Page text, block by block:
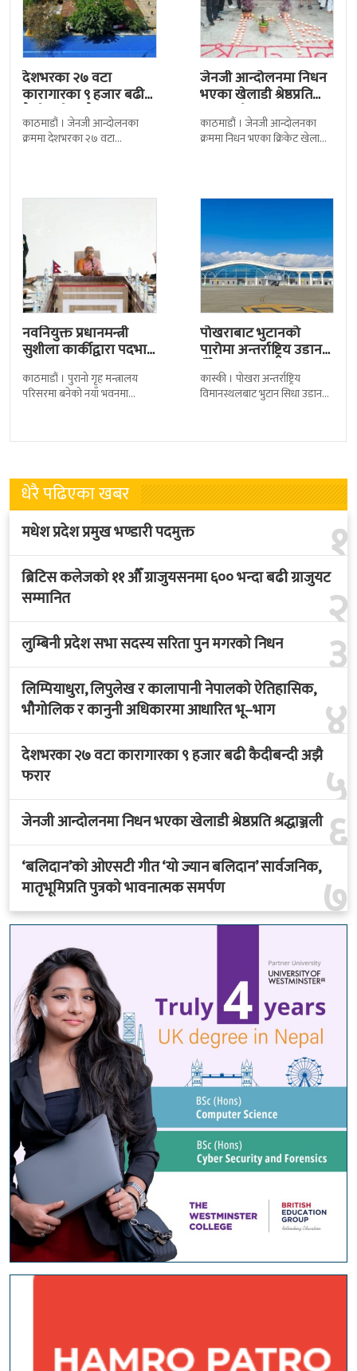
देशभरका २७ वटा
कारागारका ९ हजार बढी
कैदीबन्दी अझै फरार
काठमाडौं । जेनजी आन्दोलनका
क्रममा देशभरका २७ वटा
जेनजी आन्दोलनमा निधन
भएका खेलाडी श्रेष्ठप्रति
श्रद्धाञ्जली
काठमाडौं । जेनजी आन्दोलनका
क्रममा निधन भएका क्रिकेट खेलाडी
नवनियुक्त प्रधानमन्त्री
सुशीला कार्कीद्वारा पदभार
काठमाडौं । पुरानो गृह मन्त्रालय
परिसरमा बनेको नयाँ भवनमा
नवनियुक्त
पोखराबाट भुटानको
पारोमा अन्तर्राष्ट्रिय उडान
हुँदै
कास्की । पोखरा अन्तर्राष्ट्रिय
विमानस्थलबाट भुटान सिधा उडान
लागेको हो
धेरै पढिएका खबर
१
मधेश प्रदेश प्रमुख भण्डारी पदमुक्त
२
ब्रिटिस कलेजको ११ औँ ग्राजुयसनमा ६०० भन्दा बढी ग्राजुयट
सम्मानित
३
लुम्बिनी प्रदेश सभा सदस्य सरिता पुन मगरको निधन
४
लिम्पियाधुरा, लिपुलेख र कालापानी नेपालको ऐतिहासिक,
भौगोलिक र कानुनी अधिकारमा आधारित भू–भाग
५
देशभरका २७ वटा कारागारका ९ हजार बढी कैदीबन्दी अझै
फरार
६
जेनजी आन्दोलनमा निधन भएका खेलाडी श्रेष्ठप्रति श्रद्धाञ्जली
७
‘बलिदान’को ओएसटी गीत ‘यो ज्यान बलिदान’ सार्वजनिक,
मातृभूमिप्रति पुत्रको भावनात्मक समर्पण